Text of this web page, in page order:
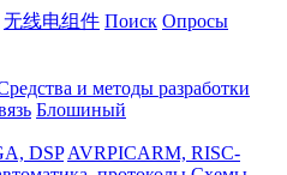
无线电组件 Поиск Опросы
и методы разработки
Блошиный
DSP AVRPICARM, RISC-